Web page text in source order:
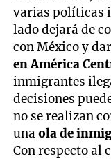
varias políticas
lado dejará de
con México y
en América
inmigrantes
decisiones
no se realizan
una ola de
Con respecto al